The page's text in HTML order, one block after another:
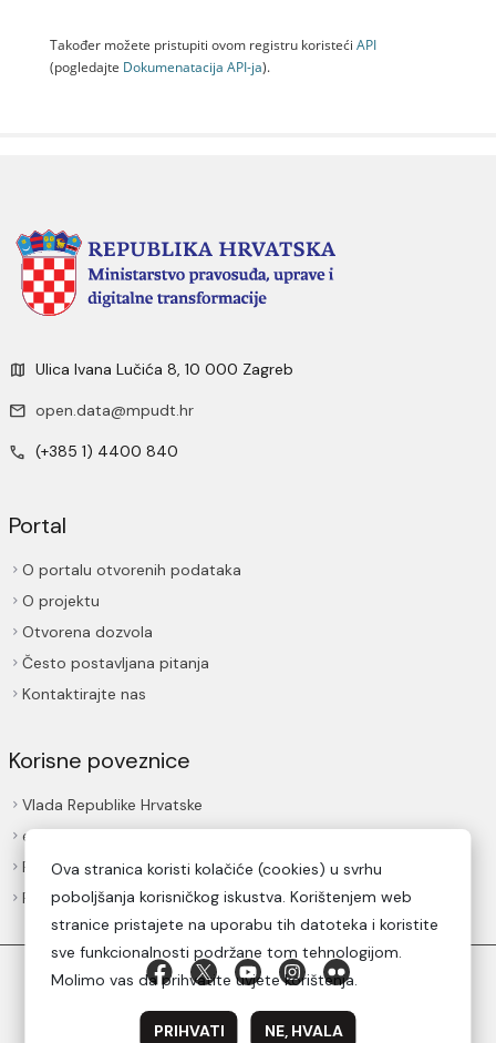
Također možete pristupiti ovom registru koristeći API
(pogledajte Dokumenаtаcijа API-jа).